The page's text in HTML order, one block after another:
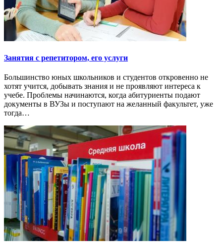
Занятия с репетитором, его услуги
Большинство юных школьников и студентов откровенно не
хотят учится, добывать знания и не проявляют интереса к
учебе. Проблемы начинаются, когда абитуриенты подают
документы в ВУЗы и поступают на желанный факультет, уже
тогда…